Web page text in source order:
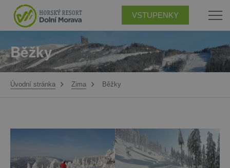
VSTUPENKY
Běžky
Úvodní stránka Zima Běžky